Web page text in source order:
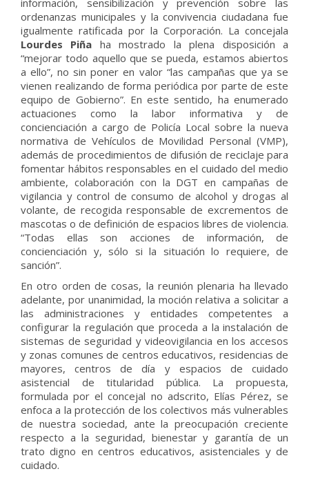
información, sensibilización y prevención sobre las
ordenanzas municipales y la convivencia ciudadana fue
igualmente ratificada por la Corporación. La concejala
Lourdes Piña ha mostrado la plena disposición a
“mejorar todo aquello que se pueda, estamos abiertos
a ello”, no sin poner en valor “las campañas que ya se
vienen realizando de forma periódica por parte de este
equipo de Gobierno”. En este sentido, ha enumerado
actuaciones como la labor informativa y de
concienciación a cargo de Policía Local sobre la nueva
normativa de Vehículos de Movilidad Personal (VMP),
además de procedimientos de difusión de reciclaje para
fomentar hábitos responsables en el cuidado del medio
ambiente, colaboración con la DGT en campañas de
vigilancia y control de consumo de alcohol y drogas al
volante, de recogida responsable de excrementos de
mascotas o de definición de espacios libres de violencia.
“Todas ellas son acciones de información, de
concienciación y, sólo si la situación lo requiere, de
sanción”.
En otro orden de cosas, la reunión plenaria ha llevado
adelante, por unanimidad, la moción relativa a solicitar a
las administraciones y entidades competentes a
configurar la regulación que proceda a la instalación de
sistemas de seguridad y videovigilancia en los accesos
y zonas comunes de centros educativos, residencias de
mayores, centros de día y espacios de cuidado
asistencial de titularidad pública. La propuesta,
formulada por el concejal no adscrito, Elías Pérez, se
enfoca a la protección de los colectivos más vulnerables
de nuestra sociedad, ante la preocupación creciente
respecto a la seguridad, bienestar y garantía de un
trato digno en centros educativos, asistenciales y de
cuidado.